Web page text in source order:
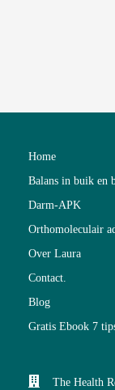
Home
Balans in buik en
Darm-APK
Orthomoleculair
Over Laura
Contact.
Blog
Gratis Ebook 7
The Health